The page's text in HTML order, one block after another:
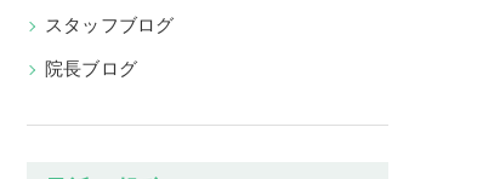
スタッフブログ
院長ブログ